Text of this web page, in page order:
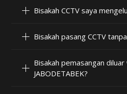
Bisakah CCTV saya
Bisakah pasang CCTV
Bisakah pemasangan diluar
JABODETABEK?